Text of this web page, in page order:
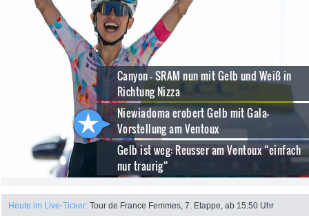
Canyon - SRAM nun mit Gelb und Weiß in
Richtung Nizza
Niewiadoma erobert Gelb mit Gala-
Vorstellung am Ventoux
Gelb ist weg: Reusser am Ventoux “einfach
nur traurig“
Heute im Live-Ticker: Tour de France Femmes, 7. Etappe, ab 15:50 Uhr